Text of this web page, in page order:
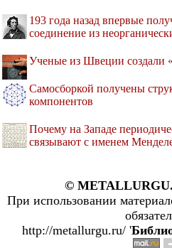
193 года назад впервые
соединение из
Ученые из Швеции создали
Самосборкой получены
компонентов
Почему на Западе
связывают с именем
©
При использовании
http://metallurgu.ru/ '